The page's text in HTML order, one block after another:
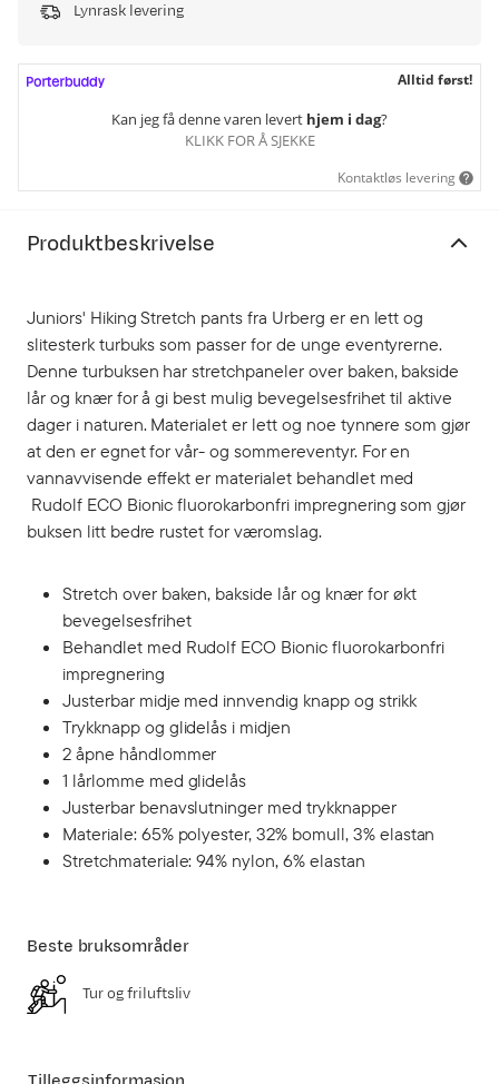
Lynrask levering
Alltid først!
Kan jeg få denne varen levert hjem i dag?
KLIKK FOR Å SJEKKE
Kontaktløs levering
Produktbeskrivelse
Juniors' Hiking Stretch pants fra Urberg er en lett og
slitesterk turbuks som passer for de unge eventyrerne.
Denne turbuksen har stretchpaneler over baken, bakside
lår og knær for å gi best mulig bevegelsesfrihet til aktive
dager i naturen. Materialet er lett og noe tynnere som gjør
at den er egnet for vår- og sommereventyr. For en
vannavvisende effekt er materialet behandlet med
Rudolf ECO Bionic fluorokarbonfri impregnering som gjør
buksen litt bedre rustet for væromslag.
Stretch over baken, bakside lår og knær for økt
bevegelsesfrihet
Behandlet med Rudolf ECO Bionic fluorokarbonfri
impregnering
Justerbar midje med innvendig knapp og strikk
Trykknapp og glidelås i midjen
2 åpne håndlommer
1 lårlomme med glidelås
Justerbar benavslutninger med trykknapper
Materiale: 65% polyester, 32% bomull, 3% elastan
Stretchmateriale: 94% nylon, 6% elastan
Beste bruksområder
Tur og friluftsliv